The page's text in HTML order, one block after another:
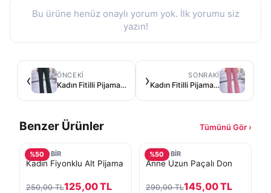
Bu ürüne henüz onaylı yorum yok. İlk yorumu siz
yazın!
‹ ÖNCEKI
Kadın Fitilli Pijama Altı - Haki Yeşili
SONRAKI
Kadın Fitilli Pijama Altı - pudra pembe
›
Benzer Ürünler Tümünü Gör ›
%50
TURKOBİR
Kadın Fiyonklu Alt Pijama
250,00 TL125,00 TL
%50
TURKOBİR
Anne Uzun Paçalı Don
290,00 TL145,00 TL